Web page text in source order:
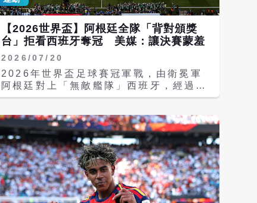
【2026世界盃】阿根廷全隊「背對頒獎
台」拒看西班牙奪冠 美媒：讓決賽蒙羞
2026/07/20
2026年世界盃足球賽冠軍戰，由衛冕軍
阿根廷對上「無敵艦隊」西班牙，經過
120分鐘苦戰，西班牙在延長賽以1比0
神杯。然而，賽後頒獎環節卻爆發爭議一
幕，阿根廷全隊竟選擇「集體背對」頒獎
台，只轉身面向自己的球迷，拒絕觀看對
手榮耀時刻。知名美國體育媒體《The
Athletic》撰文抨擊，直指阿根廷的行
為「讓他們自己與世界盃決賽蒙羞」。
Argentina players with their